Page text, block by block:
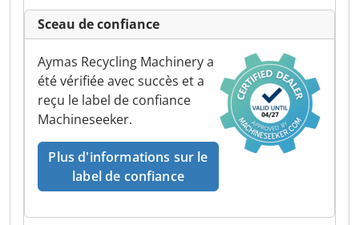
Sceau de confiance
Aymas Recycling Machinery a
été vérifiée avec succès et a
reçu le label de confiance
Machineseeker.
Plus d'informations sur le
label de confiance